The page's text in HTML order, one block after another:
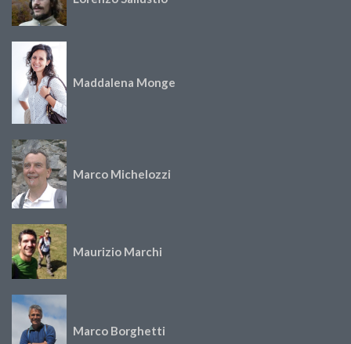
Maddalena Monge
Marco Michelozzi
Maurizio Marchi
Marco Borghetti